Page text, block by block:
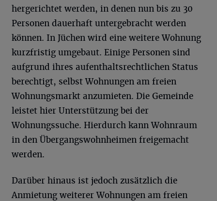
hergerichtet werden, in denen nun bis zu 30
Personen dauerhaft untergebracht werden
können. In Jüchen wird eine weitere Wohnung
kurzfristig umgebaut. Einige Personen sind
aufgrund ihres aufenthaltsrechtlichen Status
berechtigt, selbst Wohnungen am freien
Wohnungsmarkt anzumieten. Die Gemeinde
leistet hier Unterstützung bei der
Wohnungssuche. Hierdurch kann Wohnraum
in den Übergangswohnheimen freigemacht
werden.
Darüber hinaus ist jedoch zusätzlich die
Anmietung weiterer Wohnungen am freien